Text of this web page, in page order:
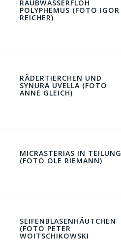
RAUBWASSERFLOH
POLYPHEMUS (FOTO IGOR
REICHER)
RÄDERTIERCHEN UND
SYNURA UVELLA (FOTO
ANNE GLEICH)
MICRASTERIAS IN TEILUNG
(FOTO OLE RIEMANN)
SEIFENBLASENHÄUTCHEN
(FOTO PETER
WOITSCHIKOWSKI